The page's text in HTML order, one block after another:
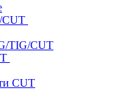
CUT
TIG/CUT
CUT